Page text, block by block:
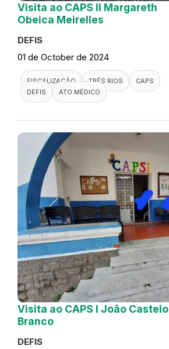
Visita ao CAPS II Margareth
Obeica Meirelles
DEFIS
01 de October de 2024
FISCALIZAÇÃO TRÊS RIOS
CAPS
DEFIS
ATO MÉDICO
Visita ao CAPS I João Castelo
Branco
DEFIS